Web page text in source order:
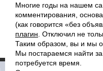
Многие годы на нашем
комментирования,
(как говорится «без
плагин . Отключил не
Таким образом, вы и мы
Мы постараемся найти
потребуется время.